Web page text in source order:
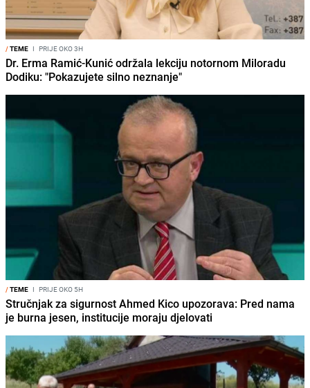
/TEME I PRIJE OKO 3H
Dr. Erma Ramić-Kunić održala lekciju notornom Miloradu
Dodiku: "Pokazujete silno neznanje"
/TEME I PRIJE OKO 5H
Stručnjak za sigurnost Ahmed Kico upozorava: Pred nama
je burna jesen, institucije moraju djelovati